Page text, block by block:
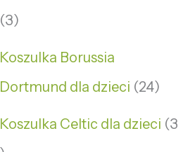
3
Koszulka Borussia
Dortmund dla dzieci 24
Koszulka Celtic dla dzieci 3